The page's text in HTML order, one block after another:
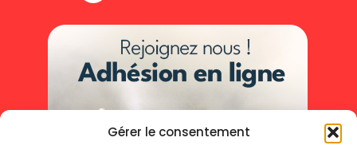
Gérer le consentement